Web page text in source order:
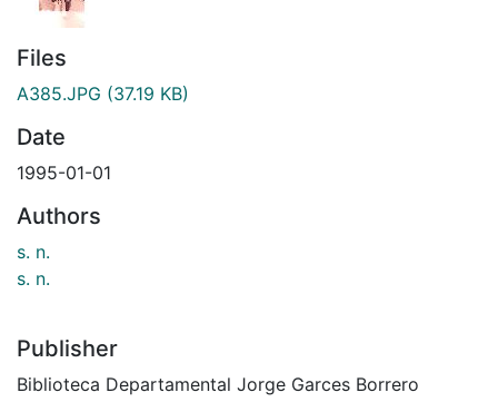
Files
A385.JPG (37.19 KB)
Date
1995-01-01
Authors
s. n.
s. n.
Publisher
Biblioteca Departamental Jorge Garces Borrero